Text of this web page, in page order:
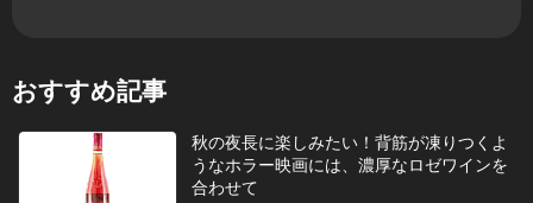
おすすめ記事
秋の夜長に楽しみたい！背筋が凍りつくよ
うなホラー映画には、濃厚なロゼワインを
合わせて